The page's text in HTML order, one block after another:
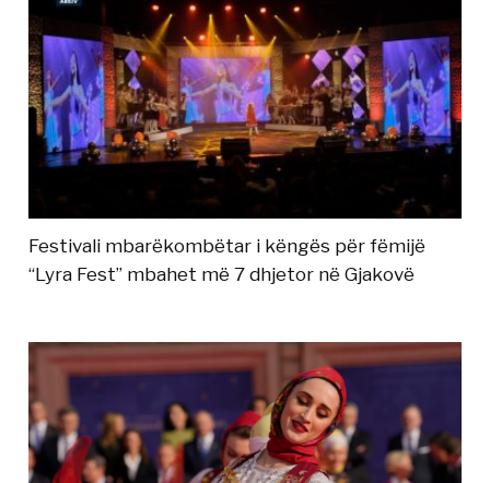
Festivali mbarëkombëtar i këngës për fëmijë
“Lyra Fest” mbahet më 7 dhjetor në Gjakovë